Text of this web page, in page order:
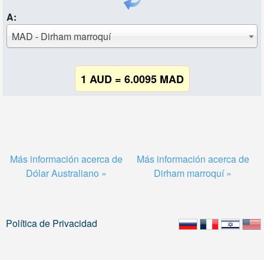
A:
MAD - Dirham marroquí
1 AUD = 6.0095 MAD
Más información acerca de
Dólar Australiano »
Más información acerca de
Dirham marroquí »
Política de Privacidad